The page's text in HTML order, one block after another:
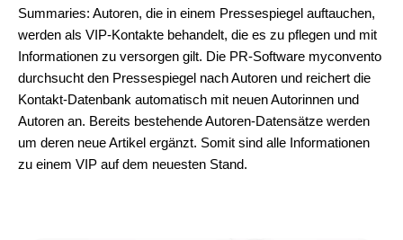
Summaries: Autoren, die in einem Pressespiegel auftauchen,
werden als VIP-Kontakte behandelt, die es zu pflegen und mit
Informationen zu versorgen gilt. Die PR-Software myconvento
durchsucht den Pressespiegel nach Autoren und reichert die
Kontakt-Datenbank automatisch mit neuen Autorinnen und
Autoren an. Bereits bestehende Autoren-Datensätze werden
um deren neue Artikel ergänzt. Somit sind alle Informationen
zu einem VIP auf dem neuesten Stand.